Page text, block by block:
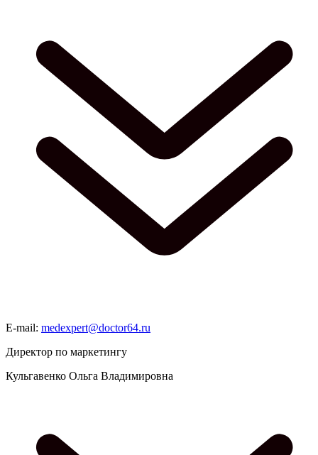
E-mail: medexpert@doctor64.ru
Директор по маркетингу
Кульгавенко Ольга Владимировна